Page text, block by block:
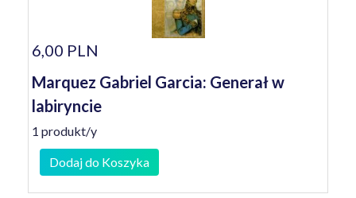
6,00 PLN
Marquez Gabriel Garcia: Generał w
labiryncie
1 produkt/y
Dodaj do Koszyka